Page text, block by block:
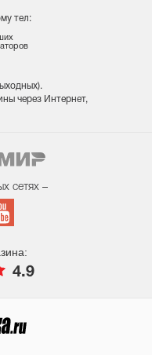
тел:
).
через Интернет,
сетях –
4.9